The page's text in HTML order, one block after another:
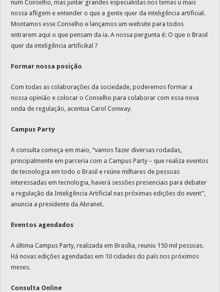
num Conselho, mas juntar grandes especialistas nos temas u mais
nossa afligem e entender o que a gente quer da inteligência artificial.
Montamos esse Conselho e lançamos um website para todos
entrarem aqui o que pensam da ia. A nossa pergunta é: O que o Brasil
quer da inteligência artificikal ?
Formar nossa posição
Com todas as colaborações da sociedade, poderemos formar a
nossa opinião e colocar o Conselho para colaborar com essa nova
onda de regulação, acentua Carol Conway.
Campus Party
A consulta começa em maio, “vamos fazer diversas rodadas,
principalmente em parceria com a Campus Party – que realiza eventos
de tecnologia em todo o Brasil e reúne milhares de pessoas
interessadas em tecnologia, haverá sessões presenciais para debater
a regulação da Inteligência Artificial nas próximas edições do event”,
anuncia a presidente da Abranet.
Eventos agendados
A última Campus Party, realizada em Brasília, reuniu 150 mil pessoas.
Há novas edições agendadas em 10 cidades do país nos próximos
meses.
Consulta Online